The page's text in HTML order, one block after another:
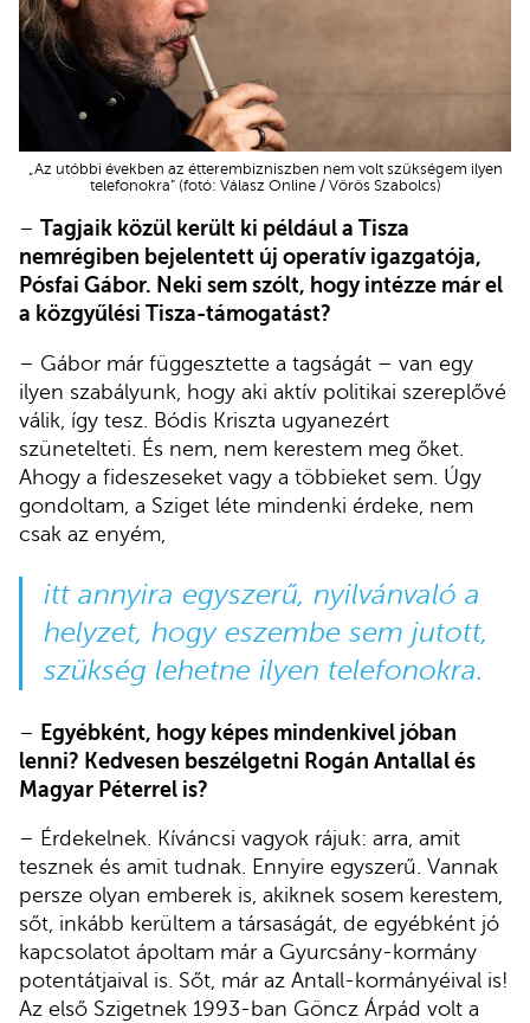
„Az utóbbi években az étterembizniszben nem volt szükségem ilyen
telefonokra” (fotó: Válasz Online / Vörös Szabolcs)
– Tagjaik közül került ki például a Tisza
nemrégiben bejelentett új operatív igazgatója,
Pósfai Gábor. Neki sem szólt, hogy intézze már el
a közgyűlési Tisza-támogatást?
– Gábor már függesztette a tagságát – van egy
ilyen szabályunk, hogy aki aktív politikai szereplővé
válik, így tesz. Bódis Kriszta ugyanezért
szünetelteti. És nem, nem kerestem meg őket.
Ahogy a fideszeseket vagy a többieket sem. Úgy
gondoltam, a Sziget léte mindenki érdeke, nem
csak az enyém,
itt annyira egyszerű, nyilvánvaló a
helyzet, hogy eszembe sem jutott,
szükség lehetne ilyen telefonokra.
– Egyébként, hogy képes mindenkivel jóban
lenni? Kedvesen beszélgetni Rogán Antallal és
Magyar Péterrel is?
– Érdekelnek. Kíváncsi vagyok rájuk: arra, amit
tesznek és amit tudnak. Ennyire egyszerű. Vannak
persze olyan emberek is, akiknek sosem kerestem,
sőt, inkább kerültem a társaságát, de egyébként jó
kapcsolatot ápoltam már a Gyurcsány-kormány
potentátjaival is. Sőt, már az Antall-kormányéival is!
Az első Szigetnek 1993-ban Göncz Árpád volt a